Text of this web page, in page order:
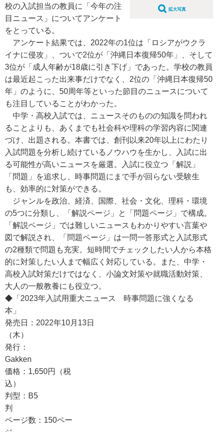
拡大写真
校の入試担当の教員に「今年の注
目ニュース」についてアンケート
をとっている。
アンケート結果では、2022年の1位は「ロシアがウクラ
イナに侵攻」、ついで2位が「沖縄日本復帰50年」、そして
3位が「成人年齢が18歳に引き下げ」であった。学校の教員
は最近起こった出来事だけでなく、2位の「沖縄日本復帰50
年」のように、50周年等といった節目のニュースについて
も注目していることがわかった。
中学・高校入試では、ニュースそのものの知識を問われ
ることよりも、あくまでも社会科や理科の学習内容に関連
づけ、出題される。本書では、創刊以来20年以上にわたり
入試問題を分析し続けているノウハウを生かし、入試に出
る可能性が高いニュースを厳選。入試に役立つ「解説」
「問題」を追求し、時事問題にまで手が回らない受験生
も、効率的に対策ができる。
ジャンルを政治、経済、国際、社会・文化、理科・環境
の5つに分類し、「解説ページ」と「問題ページ」で構成。
「解説ページ」では難しいニュースもわかりやすい言葉や
図で解説され、「問題ページ」は一問一答形式と入試形式
の2種類で問題も充実。短時間でチェックしたい人から本格
的に対策したい人まで幅広く対応している。また、中学・
高校入試対策だけではなく、小論文対策や就職活動対策、
大人の一般教養にも役立つ。
◆「2023年入試用重大ニュース 時事問題に強くなる
本」
発売日：2022年10月13日
（木
発行：
価格：1,650円（税
込
判型：B5
ページ数：150ペー